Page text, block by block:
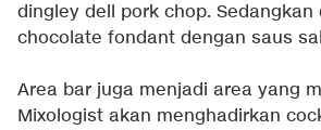
dingley dell pork chop.
chocolate fondant dengan saus
Area bar juga menjadi area yang
Mixologist akan menghadirkan